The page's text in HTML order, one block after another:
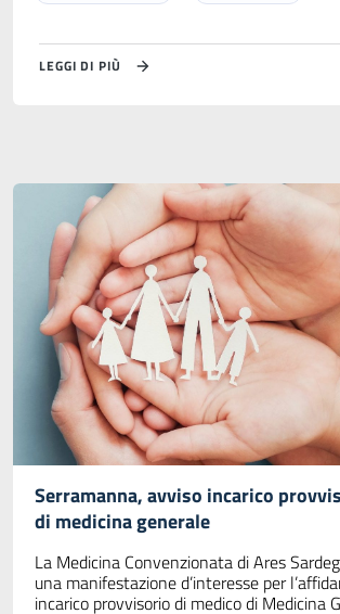
LEGGI DI PIÙ
Serramanna, avviso incarico
di medicina generale
La Medicina Convenzionata di Ares
una manifestazione d’interesse per
incarico provvisorio di medico di Medicina